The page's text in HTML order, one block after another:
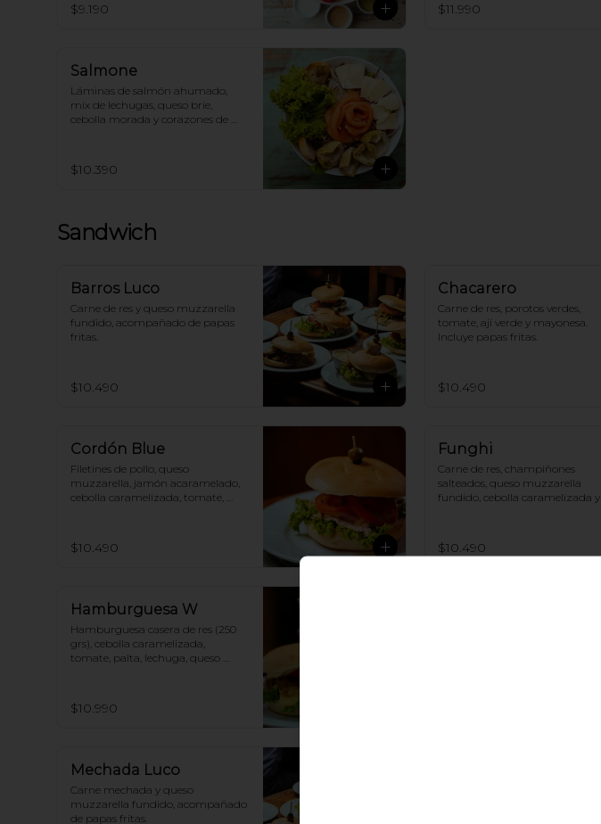
$9.190 $11.990
Salmone
Láminas de salmón ahumado,
mix de lechugas, queso brie,
cebolla morada y corazones de
$10.390
Sandwich
Barros Luco
Carne de res y queso muzzarella
fundido, acompañado de papas
fritas.
$10.490
Chacarero
Carne de res, porotos verdes,
tomate, ají verde y mayonesa.
Incluye papas fritas.
$10.490
Cordón Blue
Filetines de pollo, queso
muzzarella, jamón acaramelado,
cebolla caramelizada, tomate,
$10.490
Funghi
Carne de res, champiñones
salteados, queso muzzarella
fundido, cebolla caramelizada y
$10.490
Hamburguesa W
Hamburguesa casera de res (250
grs), cebolla caramelizada,
tomate, palta, lechuga, queso
$10.990
Mechada Luco
Carne mechada y queso
muzzarella fundido, acompañado
de papas fritas.